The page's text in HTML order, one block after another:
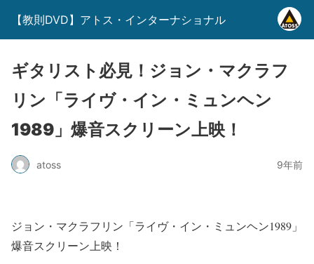
【教則DVD】アトス・インターナショナル
ギタリスト必見！ジョン・マクラフ
リン「ライヴ・イン・ミュンヘン
1989」爆音スクリーン上映！
atoss 9年前
ジョン・マクラフリン「ライヴ・イン・ミュンヘン1989」
爆音スクリーン上映！